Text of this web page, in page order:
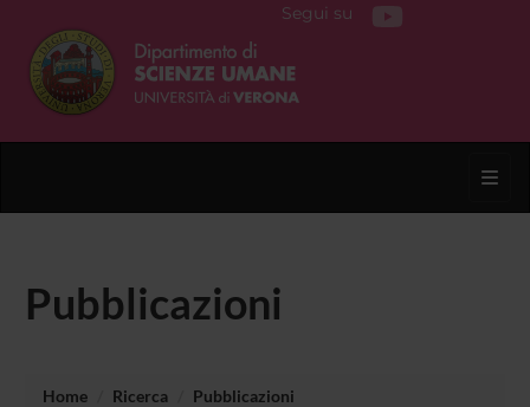
Segui su
Pubblicazioni
Home Ricerca
Pubblicazioni